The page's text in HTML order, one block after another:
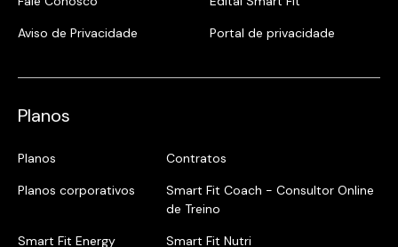
Aviso de Privacidade
Portal de privacidade
Planos
Planos
Contratos
Planos corporativos
Smart Fit Coach - Consultor Online
de Treino
Smart Fit Energy
Smart Fit Nutri